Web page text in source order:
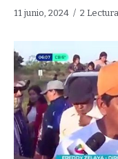
11 junio, 2024 2 Lectura